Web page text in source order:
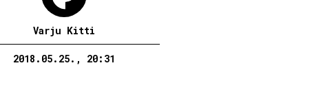
Varju Kitti
2018.05.25., 20:31